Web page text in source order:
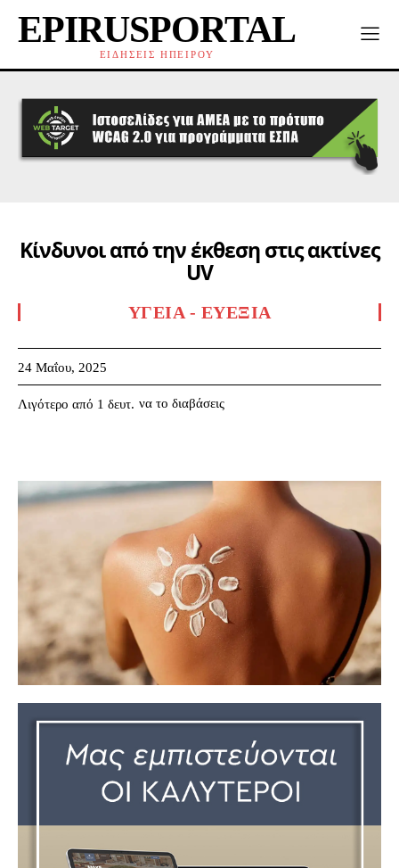
EPIRUSPORTAL
ΕΙΔΗΣΕΙΣ ΗΠΕΙΡΟΥ
Κίνδυνοι από την έκθεση στις ακτίνες
UV
ΥΓΕΊΑ - ΕΥΕΞΊΑ
24 Μαΐου, 2025
Λιγότερο από 1 δευτ. να το διαβάσεις